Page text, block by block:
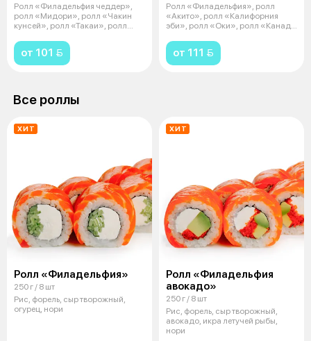
Ролл «Филадельфия чеддер»,
ролл «Мидори», ролл «Чакин
кунсей», ролл «Такаи», ролл
от 101 
Ролл «Филадельфия», ролл
«Акито», ролл «Калифорния
эби», ролл «Оки», ролл «Канада
от 111 
Все роллы
ХИТ
Ролл «Филадельфия»
250 г / 8 шт
Рис, форель, сыр творожный,
огурец, нори
ХИТ
Ролл «Филадельфия
авокадо»
250 г / 8 шт
Рис, форель, сыр творожный,
авокадо, икра летучей рыбы,
нори